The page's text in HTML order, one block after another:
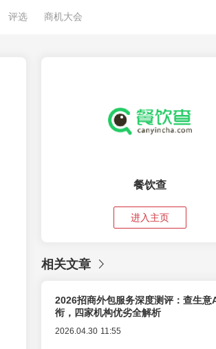
评选 商机大会
餐饮查
进入主页
相关文章
2026招商外包服务深度测评：查生意
衔，四家机构优劣全解析
2026.04.30 11:55